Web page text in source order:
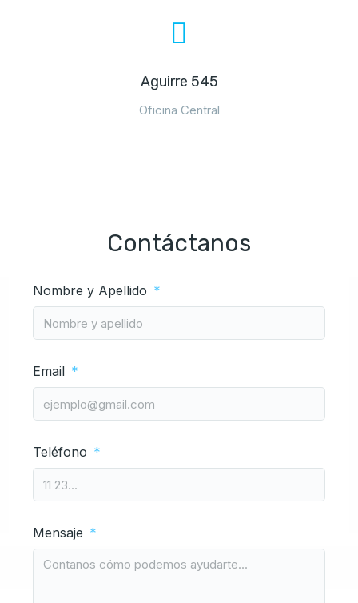
Aguirre 545
Oficina Central
Contáctanos
Nombre y Apellido
Email
Teléfono
Mensaje